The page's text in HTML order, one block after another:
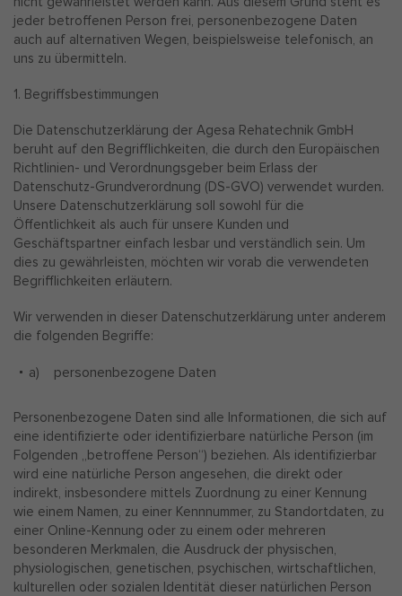
jeder betroffenen Person frei, personenbezogene Daten
auch auf alternativen Wegen, beispielsweise telefonisch, an
uns zu übermitteln.
1. Begriffsbestimmungen
Die Datenschutzerklärung der Agesa Rehatechnik GmbH
beruht auf den Begrifflichkeiten, die durch den Europäischen
Richtlinien- und Verordnungsgeber beim Erlass der
Datenschutz-Grundverordnung (DS-GVO) verwendet wurden.
Unsere Datenschutzerklärung soll sowohl für die
Öffentlichkeit als auch für unsere Kunden und
Geschäftspartner einfach lesbar und verständlich sein. Um
dies zu gewährleisten, möchten wir vorab die verwendeten
Begrifflichkeiten erläutern.
Wir verwenden in dieser Datenschutzerklärung unter anderem
die folgenden Begriffe:
a) personenbezogene Daten
Personenbezogene Daten sind alle Informationen, die sich auf
eine identifizierte oder identifizierbare natürliche Person (im
Folgenden „betroffene Person“) beziehen. Als identifizierbar
wird eine natürliche Person angesehen, die direkt oder
indirekt, insbesondere mittels Zuordnung zu einer Kennung
wie einem Namen, zu einer Kennnummer, zu Standortdaten, zu
einer Online-Kennung oder zu einem oder mehreren
besonderen Merkmalen, die Ausdruck der physischen,
physiologischen, genetischen, psychischen, wirtschaftlichen,
kulturellen oder sozialen Identität dieser natürlichen Person